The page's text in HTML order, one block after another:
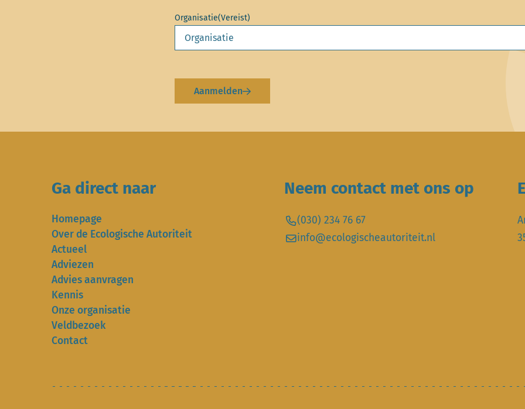
Organisatie(Vereist)
Aanmelden
Ga direct naar
Homepage
Over de Ecologische Autoriteit
Actueel
Adviezen
Advies aanvragen
Kennis
Onze organisatie
Veldbezoek
Contact
Neem contact met ons op
(030) 234 76 67
info@ecologischeautoriteit.nl